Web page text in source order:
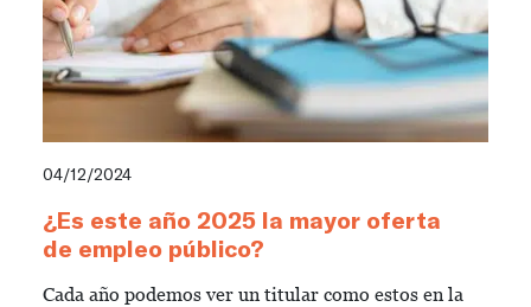
04/12/2024
¿Es este año 2025 la mayor oferta
de empleo público?
Cada año podemos ver un titular como estos en la